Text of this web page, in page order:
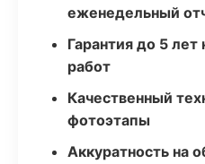
еженедельный
Гарантия до 5
работ
Качественный
фотоэтапы
Аккуратность на